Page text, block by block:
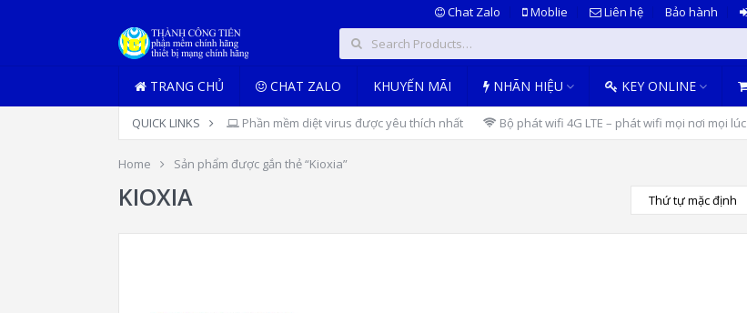
Chat Zalo Moblie Liên hệ Bảo hành
TRANG CHỦ CHAT ZALO KHUYẾN MÃI NHÃN HIỆU KEY ONLINE
QUICK LINKS Phần mềm diệt virus được yêu thích nhất Bộ phát wifi 4G LTE – phát wifi mọi nơi mọi lúc
Home Sản phẩm được gắn thẻ “Kioxia”
KIOXIA